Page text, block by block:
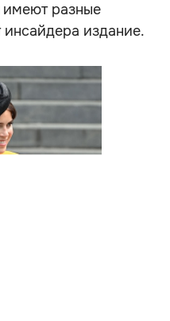
имеют разные
издание.